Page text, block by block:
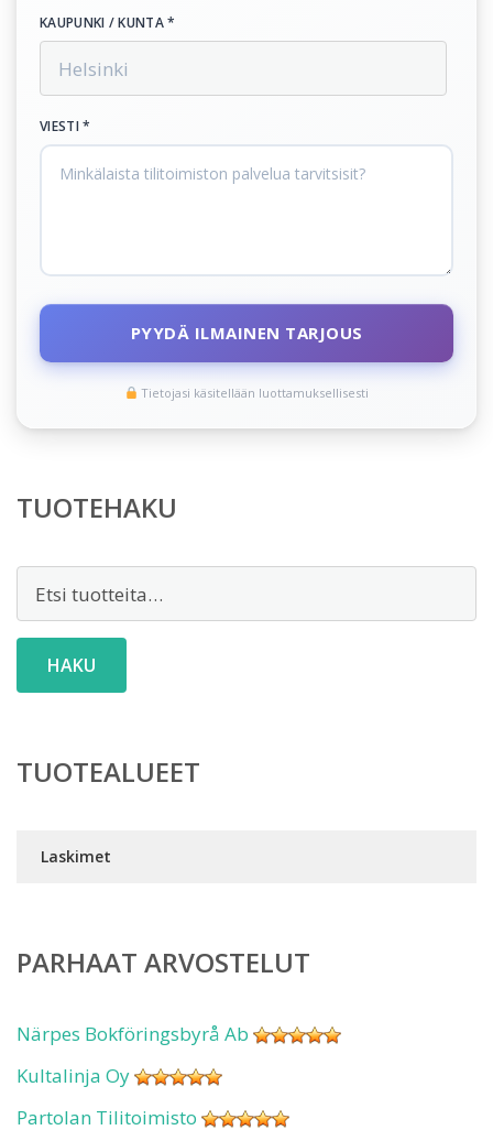
KAUPUNKI / KUNTA *
VIESTI *
PYYDÄ ILMAINEN TARJOUS
Tietojasi käsitellään luottamuksellisesti
TUOTEHAKU
HAKU
TUOTEALUEET
Laskimet
PARHAAT ARVOSTELUT
Närpes Bokföringsbyrå Ab
Kultalinja Oy
Partolan Tilitoimisto